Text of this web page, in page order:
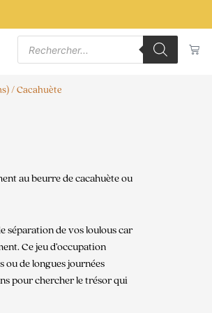
Recherche
produits
/ Cacahuète
au beurre de cacahuète ou
séparation de vos loulous car
Ce jeu d’occupation
ou de longues journées
pour chercher le trésor qui